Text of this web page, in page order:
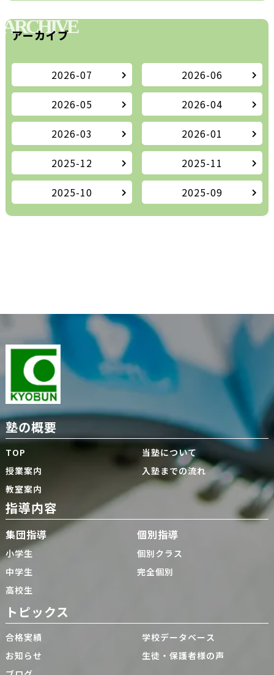
ARCHIVE
アーカイブ
2026-07
2026-06
2026-05
2026-04
2026-03
2026-01
2025-12
2025-11
2025-10
2025-09
塾の概要
TOP
授業案内
教室案内
当塾について
入塾までの流れ
指導内容
集団指導
小学生
中学生
高校生
個別指導
個別クラス
完全個別
トピックス
合格実績
お知らせ
学校データベース
生徒・保護者様の声